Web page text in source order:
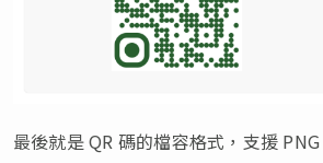
最後就是 QR 碼的檔容格式，支援 PNG